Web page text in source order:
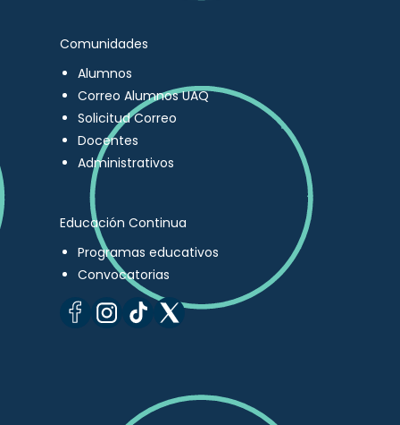
Comunidades
Alumnos
Correo Alumnos UAQ
Solicitud Correo
Docentes
Administrativos
Educación Continua
Programas educativos
Convocatorias